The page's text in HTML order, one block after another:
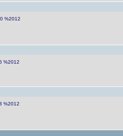
%2012
%2012
%2012